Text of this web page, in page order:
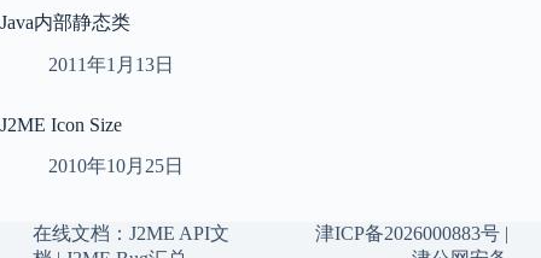
Java内部静态类
2011年1月13日
J2ME Icon Size
2010年10月25日
在线文档： J2ME API文
津ICP备2026000883号 |